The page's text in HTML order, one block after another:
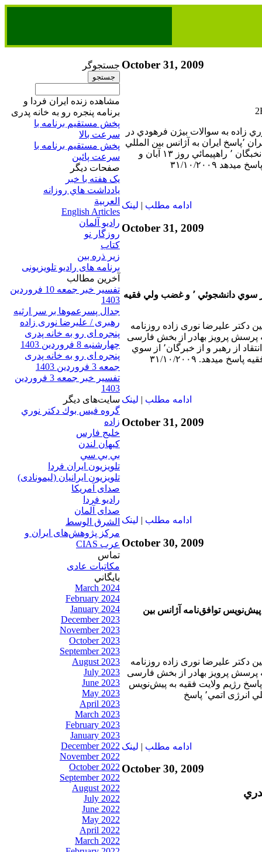
جستجوگر
مشاهده زنده ایران فردا و
برنامه پنجره رو به خانه پدری
پخش مستقیم برنامه‌ ​با
سرعت بالا
پخش مستقیم برنامه‌ ​با
سرعت پائین​
صفحات ديگر
يک هفته با خبر
يادداشت هاي روزانه
العربية
English Articles
راديو آلمان
روزگار نو
کتاب
زير ذره بين
برنامه های رادیو تلویزیونی
آخرين مطالب
تفسیر خبر جمعه 10 فروردین
1403
جدال پسرعموها بر سر ارثیه
رهبری / علیرضا نوری زاده
پنجره ای رو به خانه پدری
چهارشنبه 8 فروردین 1403
پنجره ای رو به خانه پدری
جمعه 3 فروردین 1403
تفسیر خبر جمعه 3 فروردین
1403
سایت‌های ديگر
گروه فيس بوك دكتر نوري
زاده
خلیج فارس
کيهان لندن
بي بي سي
تلویزیون ایران فردا
تلويزيون ايرانيان (ليمونادی)
صدای آمريکا
راديو فردا
صدای آلمان
الشرق الوسط
مرکز پژوهش‌های ايران و
عرب CIAS
تماس
مکاتبات عادی
بايگاني
March 2024
February 2024
January 2024
December 2023
November 2023
October 2023
September 2023
August 2023
July 2023
June 2023
May 2023
April 2023
March 2023
February 2023
January 2023
December 2022
November 2022
October 2022
September 2022
August 2022
July 2022
June 2022
May 2022
April 2022
March 2022
October 31, 2009
زاده به سوالات بيژن فرهودي در
رابطه با٬ آخرين تحولات ايران ٬پاسخ ايران به آژانس بين المللي
انرژي اتمي ٬ديدار رهبر و نخبگان ٬ راهپيمائي روز ۱۳ آبان و
۳۱/۱۰/۲۰۰۹
ادامه مطلب | لينک
October 31, 2009
دکتر عليرضا نوری زاده روزنامه
پرسش پرويز بهادر از بخش فارسی
صدای آمريكا در رابطه با انتقاد از رهبر و از خبرگان٬ از سوي
ادامه مطلب | لينک
October 31, 2009
ادامه مطلب لينک
October 30, 2009
توافق‌نامه آژانس بين
دکتر عليرضا نوری زاده روزنامه
پرسش پرويز بهادر از بخش فارسی
رژيم ولايت فقيه به پیش‌نویس
توافق‌نامه آژانس بين المللي انرژی اتمي٬ پاسخ
ادامه مطلب | لينک
October 30, 2009